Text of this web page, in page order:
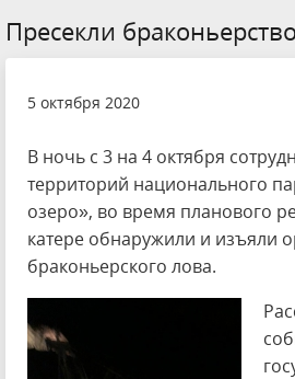
Пресекли браконьерство
5 октября 2020
В ночь с 3 на 4 октября
территорий национального
озеро», во время планового
катере обнаружили и изъяли
браконьерского лова.